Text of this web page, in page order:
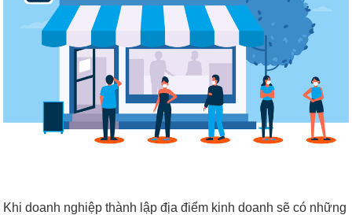
Khi doanh nghiệp thành lập địa điểm kinh doanh sẽ có những